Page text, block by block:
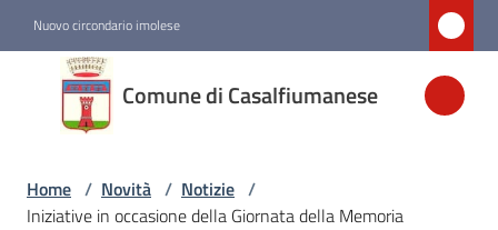
Nuovo circondario imolese
Comune di Casalfiumanese
Comune di
Casalfiumanese
Amministrazione
Home / Novità / Notizie /
Iniziative in occasione della Giornata della Memoria